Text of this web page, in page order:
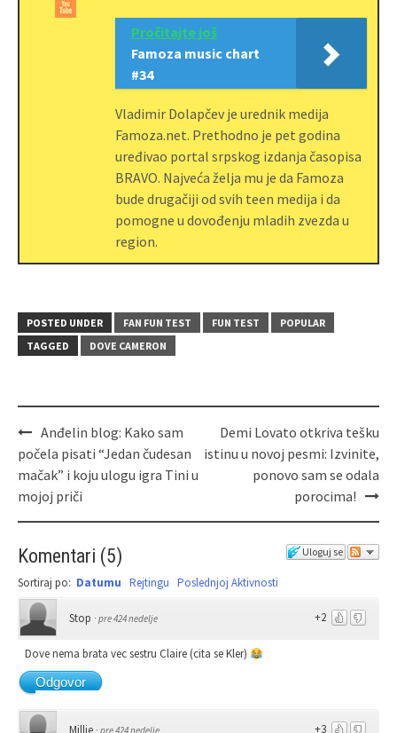
Pročitajte još
Famoza music chart
#34
Vladimir Dolapčev je urednik medija
Famoza.net. Prethodno je pet godina
uređivao portal srpskog izdanja časopisa
BRAVO. Najveća želja mu je da Famoza
bude drugačiji od svih teen medija i da
pomogne u dovođenju mladih zvezda u
region.
POSTED UNDER FAN FUN TEST FUN TEST
POPULAR
TAGGED
DOVE CAMERON
Anđelin blog: Kako sam
počela pisati “Jedan čudesan
mačak” i koju ulogu igra Tini u
mojoj priči
Demi Lovato otkriva tešku
istinu u novoj pesmi: Izvinite,
ponovo sam se odala
porocima!
Uloguj se
Komentari (5)
Sortiraj po: Datumu Rejtingu Poslednjoj Aktivnosti
+2
Stop · pre 424 nedelje
Dove nema brata vec sestru Claire (cita se Kler)
Odgovor
+3